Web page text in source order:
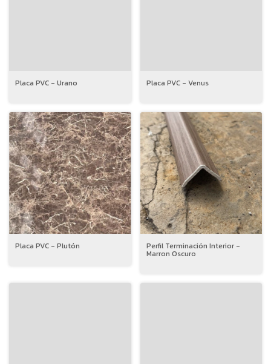
Placa PVC - Urano Placa PVC - Venus
Placa PVC - Plutón Perfil Terminación Interior -
Marron Oscuro